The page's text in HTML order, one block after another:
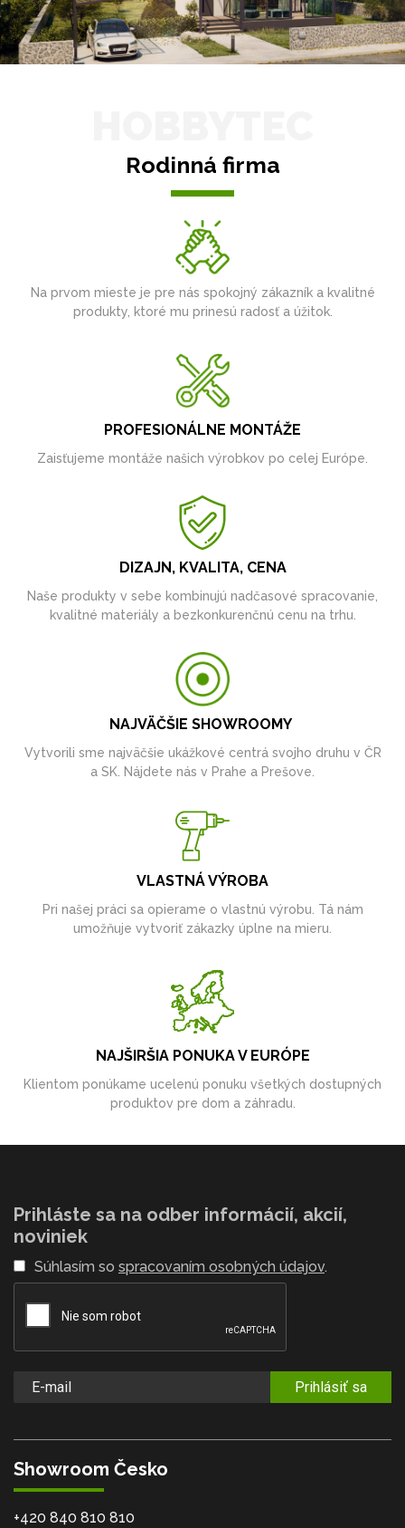
Rodinná firma
Na prvom mieste je pre nás spokojný zákazník a kvalitné
produkty, ktoré mu prinesú radosť a úžitok.
PROFESIONÁLNE MONTÁŽE
Zaisťujeme montáže našich výrobkov po celej Európe.
DIZAJN, KVALITA, CENA
Naše produkty v sebe kombinujú nadčasové spracovanie,
kvalitné materiály a bezkonkurenčnú cenu na trhu.
NAJVÄČŠIE SHOWROOMY
Vytvorili sme najväčšie ukážkové centrá svojho druhu v ČR
a SK. Nájdete nás v Prahe a Prešove.
VLASTNÁ VÝROBA
Pri našej práci sa opierame o vlastnú výrobu. Tá nám
umožňuje vytvoriť zákazky úplne na mieru.
NAJŠIRŠIA PONUKA V EURÓPE
Klientom ponúkame ucelenú ponuku všetkých dostupných
produktov pre dom a záhradu.
Prihláste sa na odber informácií, akcií,
noviniek
Súhlasím so spracovaním osobných údajov.
Prihlásiť sa
Showroom Česko
+420 840 810 810